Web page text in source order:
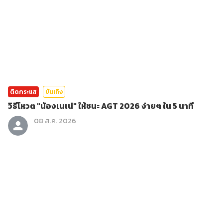
ติดกระแส บันเทิง
วิธีโหวต "น้องเนเน่" ให้ชนะ AGT 2026 ง่ายๆ ใน 5 นาที
08 ส.ค. 2026